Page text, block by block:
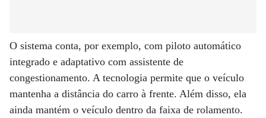
O sistema conta, por exemplo, com piloto automático
integrado e adaptativo com assistente de
congestionamento. A tecnologia permite que o veículo
mantenha a distância do carro à frente. Além disso, ela
ainda mantém o veículo dentro da faixa de rolamento.